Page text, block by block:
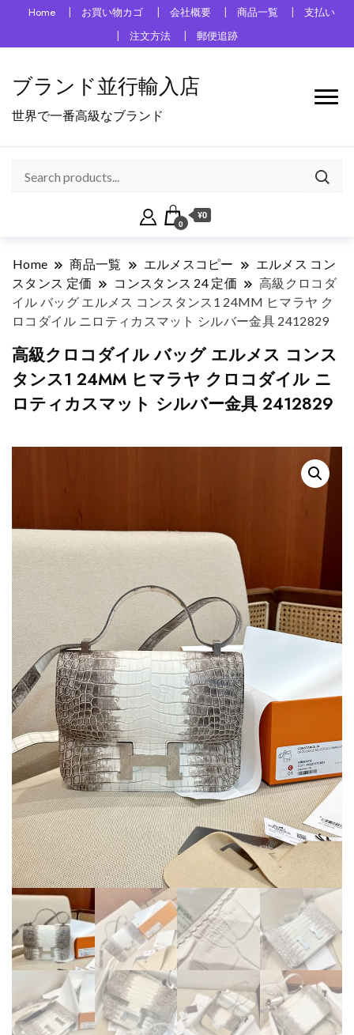
Home お買い物カゴ 会社概要 商品一覧
支払い
注文方法
郵便追跡
ブランド並行輸入店
世界で一番高級なブランド
0
¥0
Home 商品一覧 エルメスコピー
エルメス コン
スタンス 定価
コンスタンス 24 定価
高級クロコダ
イル バッグ エルメス コンスタンス1 24MM ヒマラヤ ク
ロコダイル ニロティカスマット シルバー金具 2412829
高級クロコダイル バッグ エルメス コンス
タンス1 24MM ヒマラヤ クロコダイル ニ
ロティカスマット シルバー金具 2412829